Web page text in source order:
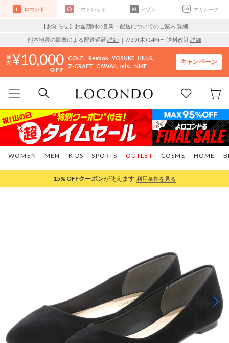
ロコンド アウトレット メゾン マガシーク
【お知らせ】お盆期間の営業・配送についてのご案内 詳細
熊本地震の影響による配送遅延 詳細 ｜7/30 (木) 14時〜 送料改訂詳細
10,000 COLE.. Reebok YOSUKE HILLS..
Z-CRAFT CAWAII mis.. NIKE
キャンペーン
WOMEN MEN KIDS SPORTS COSME HOME
OUTLET
15%OFFクーポンが使えます 利用条件を見る